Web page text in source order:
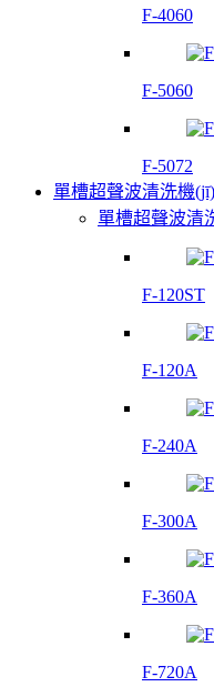
F-4060
F-5060
F-5072
單槽超聲波清洗機
單槽超聲波清
F-120ST
F-120A
F-240A
F-300A
F-360A
F-720A